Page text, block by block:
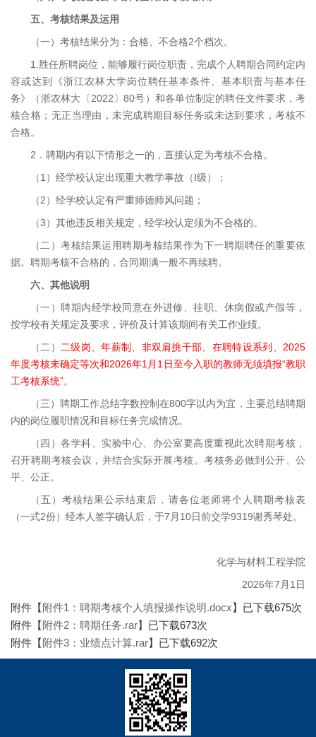
五、考核结果及运用
（一）考核结果分为：合格、不合格2个档次。
1.胜任所聘岗位，能够履行岗位职责，完成个人聘期合同约定内
容或达到《浙江农林大学岗位聘任基本条件、基本职责与基本任
务》（浙农林大〔2022〕80号）和各单位制定的聘任文件要求，考
核合格；无正当理由，未完成聘期目标任务或未达到要求，考核不
合格。
2．聘期内有以下情形之一的，直接认定为考核不合格。
（1）经学校认定出现重大教学事故（Ⅰ级）；
（2）经学校认定有严重师德师风问题；
（3）其他违反相关规定，经学校认定须为不合格的。
（二）考核结果运用聘期考核结果作为下一聘期聘任的重要依
据。聘期考核不合格的，合同期满一般不再续聘。
六、其他说明
（一）聘期内经学校同意在外进修、挂职、休病假或产假等，
按学校有关规定及要求，评价及计算该期间有关工作业绩。
（二）
二级岗、年薪制、非双肩挑干部、在聘特设系列、2025
年度考核未确定等次和2026年1月1日至今入职的教师无须填报“教职
工考核系统”。
（三）聘期工作总结字数控制在800字以内为宜，主要总结聘期
内的岗位履职情况和目标任务完成情况。
（四）各学科、实验中心、办公室要高度重视此次聘期考核，
召开聘期考核会议，并结合实际开展考核。考核务必做到公开、公
平、公正。
（五）考核结果公示结束后，请各位老师将个人聘期考核表
（一式2份）经本人签字确认后，于7月10日前交学9319谢秀琴处。
化学与材料工程学院
2026年7月1日
附件【附件1：聘期考核个人填报操作说明.docx】已下载675次
附件【附件2：聘期任务.rar】已下载673次
附件【附件3：业绩点计算.rar】已下载692次